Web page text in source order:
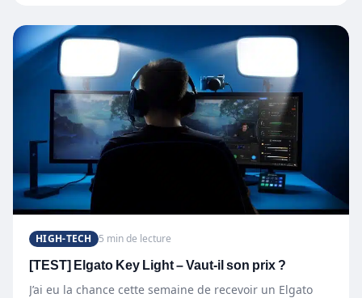
HIGH-TECH 5 min de lecture
[TEST] Elgato Key Light – Vaut-il son prix ?
J’ai eu la chance cette semaine de recevoir un Elgato